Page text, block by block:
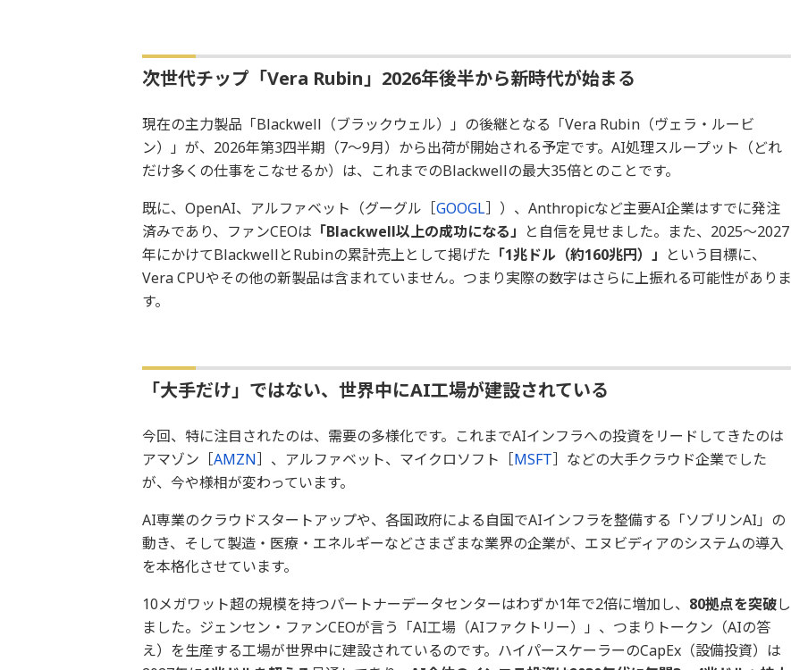
次世代チップ「Vera Rubin」2026年後半から新時代が始まる
現在の主力製品「Blackwell（ブラックウェル）」の後継となる「Vera Rubin（ヴェラ・ルービ
ン）」が、2026年第3四半期（7～9月）から出荷が開始される予定です。AI処理スループット（どれ
だけ多くの仕事をこなせるか）は、これまでのBlackwellの最大35倍とのことです。
既に、OpenAI、アルファベット（グーグル［GOOGL］）、Anthropicなど主要AI企業はすでに発注
済みであり、ファンCEOは 「Blackwell以上の成功になる」 と自信を見せました。また、2025～2027
年にかけてBlackwellとRubinの累計売上として掲げた 「1兆ドル（約160兆円）」 という目標に、
Vera CPUやその他の新製品は含まれていません。つまり実際の数字はさらに上振れる可能性がありま
す。
「大手だけ」ではない、世界中にAI工場が建設されている
今回、特に注目されたのは、需要の多様化です。これまでAIインフラへの投資をリードしてきたのは
アマゾン［AMZN］、アルファベット、マイクロソフト［MSFT］などの大手クラウド企業でした
が、今や様相が変わっています。
AI専業のクラウドスタートアップや、各国政府による自国でAIインフラを整備する「ソブリンAI」の
動き、そして製造・医療・エネルギーなどさまざまな業界の企業が、エヌビディアのシステムの導入
を本格化させています。
10メガワット超の規模を持つパートナーデータセンターはわずか1年で2倍に増加し、 80拠点を突破し
ました。ジェンセン・ファンCEOが言う「AI工場（AIファクトリー）」、つまりトークン（AIの答
え）を生産する工場が世界中に建設されているのです。ハイパースケーラーのCapEx（設備投資）は